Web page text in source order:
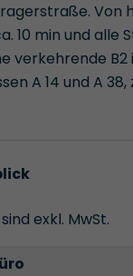
10 min und alle
verkehrende B2
A 14 und A
exkl. MwSt.